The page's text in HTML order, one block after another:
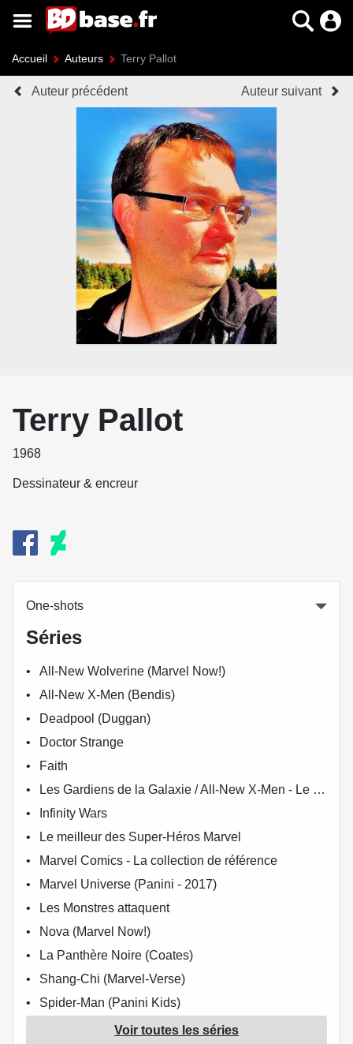
Accueil Auteurs Terry Pallot
Auteur précédent Auteur suivant
Terry Pallot
1968
Dessinateur & encreur
One-shots
Séries
All-New Wolverine (Marvel Now!)
All-New X-Men (Bendis)
Deadpool (Duggan)
Doctor Strange
Faith
Les Gardiens de la Galaxie / All-New X-Men - Le Vortex Noir
Infinity Wars
Le meilleur des Super-Héros Marvel
Marvel Comics - La collection de référence
Marvel Universe (Panini - 2017)
Les Monstres attaquent
Nova (Marvel Now!)
La Panthère Noire (Coates)
Shang-Chi (Marvel-Verse)
Spider-Man (Panini Kids)
Star Wars - Dark Vador : Le Seigneur noir des Sith
Voir toutes les séries